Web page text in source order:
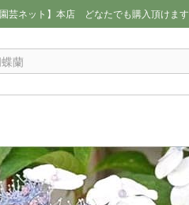
芸ネット】本店 どなたでも購入頂けます